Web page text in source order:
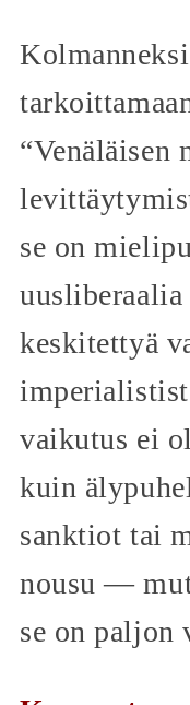
“Venäläisen
se on
keskitettyä
vaikutus ei
kuin
sanktiot tai
nousu —
se on paljon